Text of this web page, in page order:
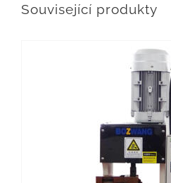
Související produkty